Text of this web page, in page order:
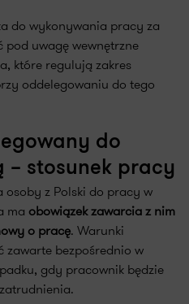
do wykonywania pracy za
pod uwagę wewnętrzne
które regulują zakres
oddelegowaniu do tego
do
stosunek pracy
z Polski do pracy w
ma obowiązek zawarcia z nim
o pracę. Warunki
zawarte bezpośrednio w
gdy pracownik będzie